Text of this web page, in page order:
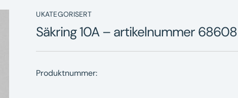
UKATEGORISERT
Säkring 10A – artikelnummer 68608
Produktnummer: